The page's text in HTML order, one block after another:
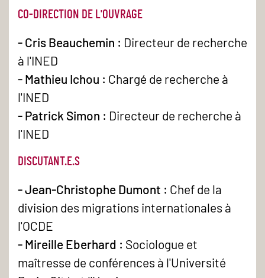
CO-DIRECTION DE L'OUVRAGE
- Cris Beauchemin : Directeur de recherche
à l'INED
- Mathieu Ichou : Chargé de recherche à
l'INED
- Patrick Simon : Directeur de recherche à
l'INED
DISCUTANT.E.S
- Jean-Christophe Dumont : Chef de la
division des migrations internationales à
l'OCDE
- Mireille Eberhard : Sociologue et
maîtresse de conférences à l'Université